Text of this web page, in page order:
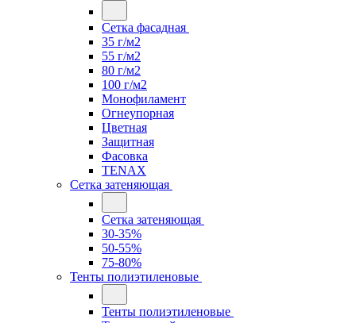
Сетка фасадная
35 г/м2
55 г/м2
80 г/м2
100 г/м2
Монофиламент
Огнеупорная
Цветная
Защитная
Фасовка
TENAX
Сетка затеняющая
Сетка затеняющая
30-35%
50-55%
75-80%
Тенты полиэтиленовые
Тенты полиэтиленовые